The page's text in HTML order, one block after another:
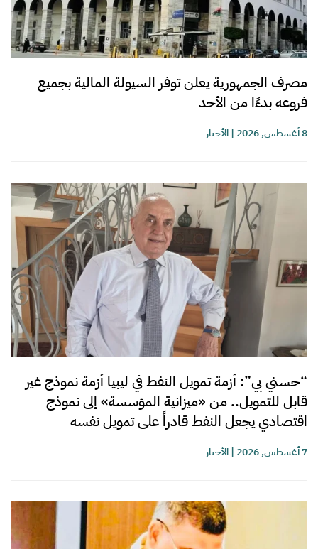
مصرف الجمهورية يعلن توفر السيولة المالية بجميع
فروعه بدءًا من الأحد
8 أغسطس, 2026 |الأخبار
“حسني بي”: أزمة تمويل النفط في ليبيا أزمة نموذج غير
قابل للتمويل.. من «ميزانية المؤسسة» إلى نموذج
اقتصادي يجعل النفط قادراً على تمويل نفسه
7 أغسطس, 2026 |الأخبار